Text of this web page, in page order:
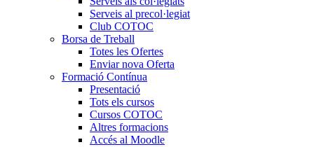
Serveis al precol·legiat
Club COTOC
Borsa de Treball
Totes les Ofertes
Enviar nova Oferta
Formació Contínua
Presentació
Tots els cursos
Cursos COTOC
Altres formacions
Accés al Moodle